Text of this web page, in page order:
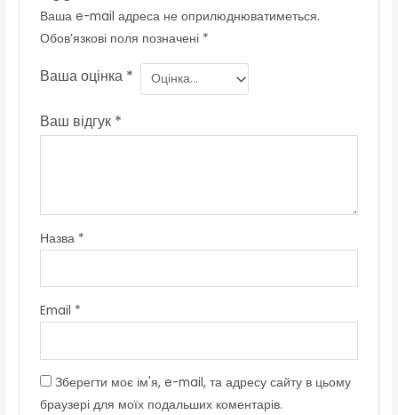
Ваша e-mail адреса не оприлюднюватиметься.
Обов’язкові поля позначені *
Ваша оцінка *
Ваш відгук *
Назва *
Email *
Зберегти моє ім'я, e-mail, та адресу сайту в цьому
браузері для моїх подальших коментарів.